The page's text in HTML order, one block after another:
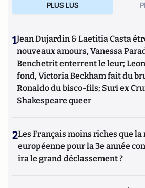
PLUS LUS
1Jean Dujardin & Laetitia Casta
nouveaux amours, Vanessa
Benchetrit enterrent le leur;
fond, Victoria Beckham fait du
Ronaldo du bisco-fils; Suri ex
Shakespeare queer
2Les Français moins riches que la
européenne pour la 3e année
ira le grand déclassement ?